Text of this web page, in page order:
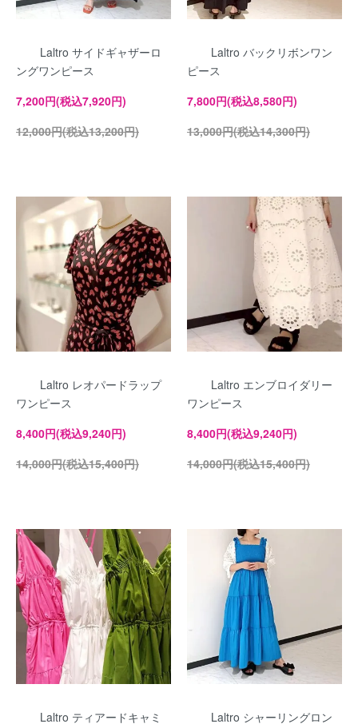
Laltro サイドギャザーロ
ングワンピース
7,200円(税込7,920円)
12,000円(税込13,200円)
Laltro バックリボンワン
ピース
7,800円(税込8,580円)
13,000円(税込14,300円)
Laltro レオパードラップ
ワンピース
8,400円(税込9,240円)
14,000円(税込15,400円)
Laltro エンブロイダリー
ワンピース
8,400円(税込9,240円)
14,000円(税込15,400円)
Laltro ティアードキャミ
Laltro シャーリングロン